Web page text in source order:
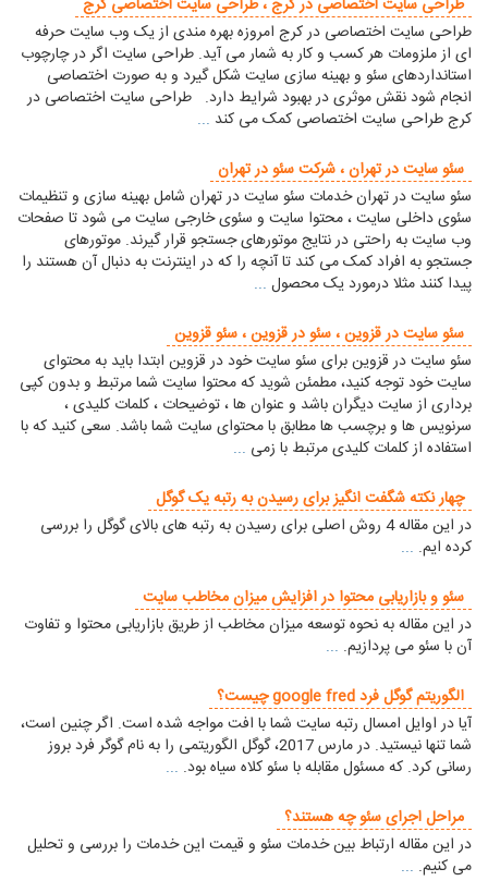
طراحی سایت اختصاصی در کرج ، طراحی سایت اختصاصی کرج
طراحی سایت اختصاصی در کرج امروزه بهره مندی از یک وب سایت حرفه
ای از ملزومات هر کسب و کار به شمار می آید. طراحی سایت اگر در چارچوب
استانداردهای سئو و بهینه سازی سایت شکل گیرد و به صورت اختصاصی
انجام شود نقش موثری در بهبود شرایط دارد. طراحی سایت اختصاصی در
کرج طراحی سایت اختصاصی کمک می کند ...
سئو سایت در تهران ، شرکت سئو در تهران
سئو سایت در تهران خدمات سئو سایت در تهران شامل بهینه سازی و تنظیمات
سئوی داخلی سایت ، محتوا سایت و سئوی خارجی سایت می شود تا صفحات
وب سایت به راحتی در نتایج موتورهای جستجو قرار گیرند. موتورهای
جستجو به افراد کمک می کند تا آنچه را که در اینترنت به دنبال آن هستند را
پیدا کنند مثلا درمورد یک محصول ...
سئو سایت در قزوین ، سئو در قزوین ، سئو قزوین
سئو سایت در قزوین برای سئو سایت خود در قزوین ابتدا باید به محتوای
سایت خود توجه کنید، مطمئن شوید که محتوا سایت شما مرتبط و بدون کپی
برداری از سایت دیگران باشد و عنوان ها ، توضیحات ، کلمات کلیدی ،
سرنویس ها و برچسب ها مطابق با محتوای سایت شما باشد. سعی کنید که با
استفاده از کلمات کلیدی مرتبط با زمی ...
چهار نکته شگفت انگیز برای رسیدن به رتبه یک گوگل
در این مقاله 4 روش اصلی برای رسیدن به رتبه های بالای گوگل را بررسی
کرده ایم. ...
سئو و بازاریابی محتوا در افزایش میزان مخاطب سایت
در این مقاله به نحوه توسعه میزان مخاطب از طریق بازاریابی محتوا و تفاوت
آن با سئو می پردازیم. ...
الگوریتم گوگل فرد google fred چیست؟
آیا در اوایل امسال رتبه سایت شما با افت مواجه شده است. اگر چنین است،
شما تنها نیستید. در مارس 2017، گوگل الگوریتمی را به نام گوگر فرد بروز
رسانی کرد. که مسئول مقابله با سئو کلاه سیاه بود. ...
مراحل اجرای سئو چه هستند؟
در این مقاله ارتباط بین خدمات سئو و قیمت این خدمات را بررسی و تحلیل
می کنیم. ...